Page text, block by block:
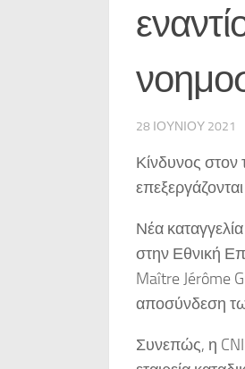
28 ΙΟΥΝΊΟΥ 2021
Κίνδυνος
Νέα
στην Εθνική
Maître Jérôme
αποσύνδεση
Συνεπώς, η